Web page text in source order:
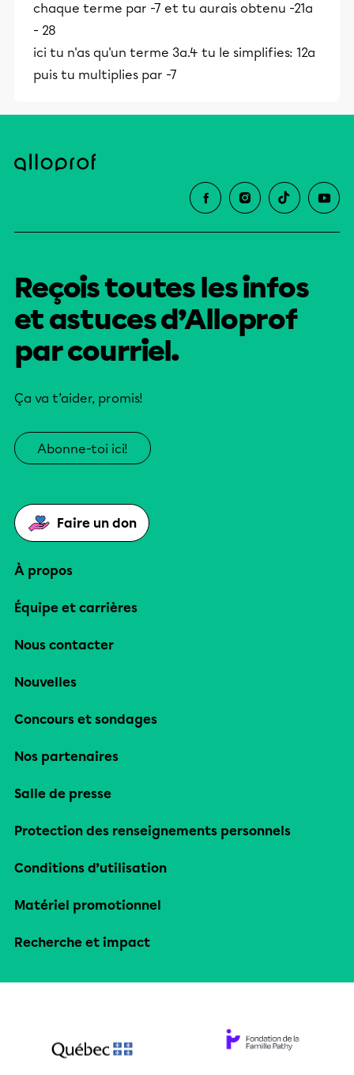
chaque terme par -7 et tu aurais obtenu -21a
- 28
ici tu n'as qu'un terme 3a.4 tu le simplifies: 12a
puis tu multiplies par -7
Reçois toutes les infos
et astuces d’Alloprof
par courriel.
Ça va t’aider, promis!
Abonne-toi ici!
Faire un don
À propos
Équipe et carrières
Nous contacter
Nouvelles
Concours et sondages
Nos partenaires
Salle de presse
Protection des renseignements personnels
Conditions d’utilisation
Matériel promotionnel
Recherche et impact